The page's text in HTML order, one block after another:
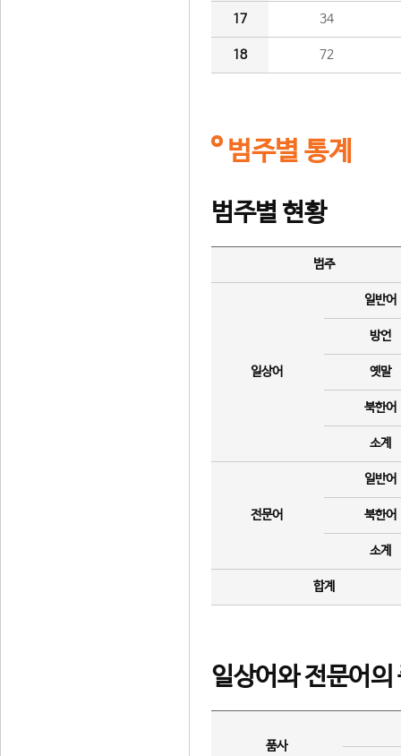
17 34
18 72
범주별 통계
범주별 현황
범주
일상어
일반어
방언
옛말
북한어
소계
전문어
일반어
북한어
소계
합계
일상어와 전문어의
품사